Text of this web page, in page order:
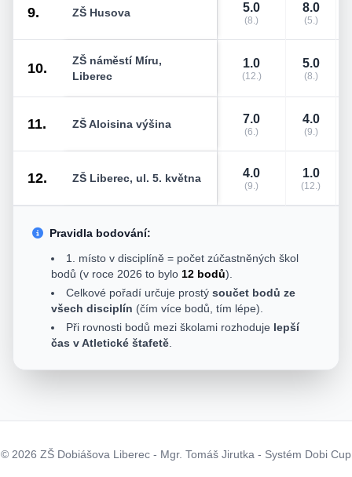
9. ZŠ Husova 5.0
(8.)
8.0
(5.)
10.
ZŠ náměstí Míru,
Liberec
1.0
(12.)
5.0
(8.)
11. ZŠ Aloisina výšina 7.0
(6.)
4.0
(9.)
12. ZŠ Liberec, ul. 5. května 4.0
(9.)
1.0
(12.)
Pravidla bodování:
1. místo v disciplíně = počet zúčastněných škol
bodů (v roce 2026 to bylo 12 bodů).
Celkové pořadí určuje prostý součet bodů ze
všech disciplín (čím více bodů, tím lépe).
Při rovnosti bodů mezi školami rozhoduje lepší
čas v Atletické štafetě
© 2026 ZŠ Dobiášova Liberec - Mgr. Tomáš Jirutka - Systém Dobi Cup